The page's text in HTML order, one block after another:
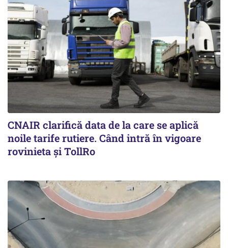
CNAIR clarifică data de la care se aplică
noile tarife rutiere. Când intră în vigoare
rovinieta și TollRo